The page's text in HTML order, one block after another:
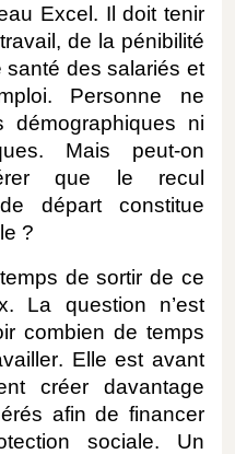
Excel. Il doit tenir
de la pénibilité
santé des salariés et
Personne ne
démographiques ni
Mais peut-on
que le recul
départ constitue
?
de sortir de ce
La question n’est
combien de temps
Elle est avant
créer davantage
afin de financer
sociale. Un